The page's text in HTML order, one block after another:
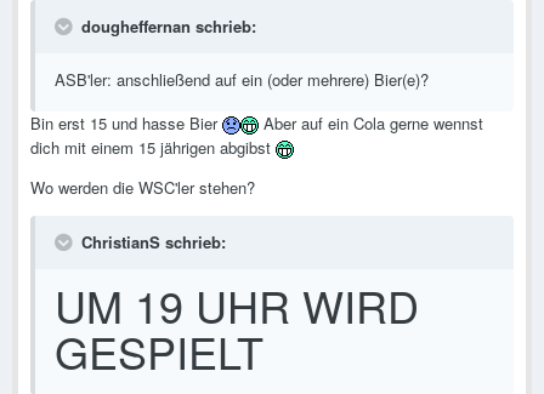
dougheffernan schrieb:
ASB'ler: anschließend auf ein (oder mehrere) Bier(e)?
Bin erst 15 und hasse Bier
Aber auf ein Cola gerne wennst
dich mit einem 15 jährigen abgibst
Wo werden die WSC'ler stehen?
ChristianS schrieb:
UM 19 UHR WIRD
GESPIELT